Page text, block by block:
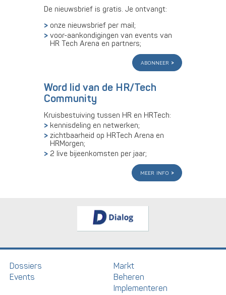
De nieuwsbrief is gratis. Je ontvangt:
onze nieuwsbrief per mail;
voor-aankondigingen van events van
HR Tech Arena en partners;
abonneer
Word lid van de HR/Tech
Community
Kruisbestuiving tussen HR en HRTech:
kennisdeling en netwerken;
zichtbaarheid op HRTech Arena en
HRMorgen;
2 live bijeenkomsten per jaar;
meer info
Dossiers
Events
Markt
Beheren
Implementeren